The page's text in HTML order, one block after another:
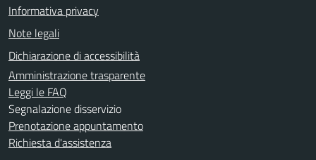
Informativa privacy
Note legali
Dichiarazione di accessibilità
Amministrazione trasparente
Leggi le FAQ
Segnalazione disservizio
Prenotazione appuntamento
Richiesta d'assistenza